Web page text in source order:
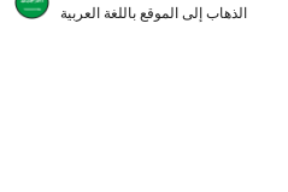
الذهاب إلى الموقع باللغة العربية